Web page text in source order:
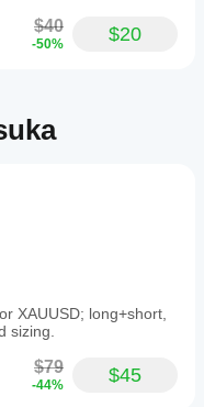
$40
-50% $20
XAUUSD; long+short,
sizing.
$79
-44% $45